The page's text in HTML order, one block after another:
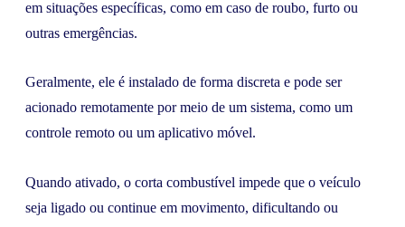
em situações específicas, como em caso de roubo, furto ou
outras emergências.
Geralmente, ele é instalado de forma discreta e pode ser
acionado remotamente por meio de um sistema, como um
controle remoto ou um aplicativo móvel.
Quando ativado, o corta combustível impede que o veículo
seja ligado ou continue em movimento, dificultando ou